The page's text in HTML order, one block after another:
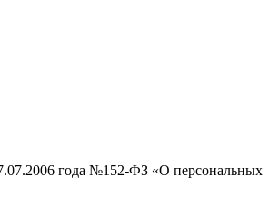
года №152-ФЗ «О персональных